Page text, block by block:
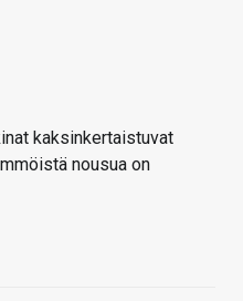
kaksinkertaistuvat
nousua on